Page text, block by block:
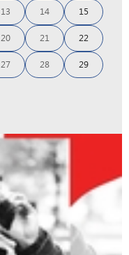
13 14 15
20 21 22
27 28 29